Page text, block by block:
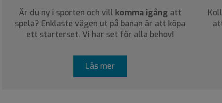
Är du ny i sporten och vill komma igång att
spela? Enklaste vägen ut på banan är att köpa
ett starterset. Vi har set för alla behov!
Läs mer